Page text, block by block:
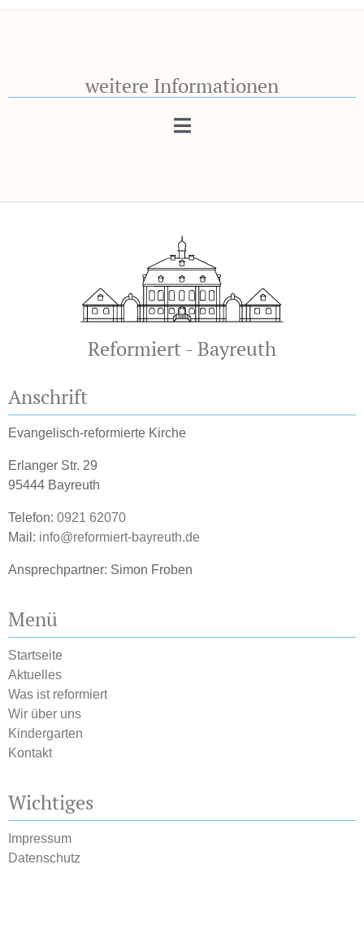
weitere Informationen
Reformiert - Bayreuth
Anschrift
Evangelisch-reformierte Kirche
Erlanger Str. 29
95444 Bayreuth
Telefon: 0921 62070
Mail: info@reformiert-bayreuth.de
Ansprechpartner: Simon Froben
Menü
Startseite
Aktuelles
Was ist reformiert
Wir über uns
Kindergarten
Kontakt
Wichtiges
Impressum
Datenschutz